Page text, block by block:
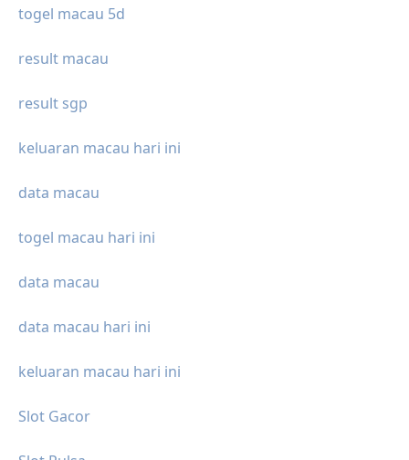
togel macau 5d
result macau
result sgp
keluaran macau hari ini
data macau
togel macau hari ini
data macau
data macau hari ini
keluaran macau hari ini
Slot Gacor